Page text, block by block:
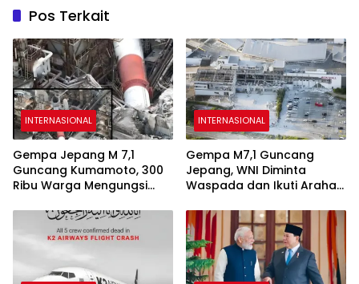
Pos Terkait
INTERNASIONAL
Gempa Jepang M 7,1
Guncang Kumamoto, 300
Ribu Warga Mengungsi
INTERNASIONAL
Gempa M7,1 Guncang
Jepang, WNI Diminta
Waspada dan Ikuti Arahan